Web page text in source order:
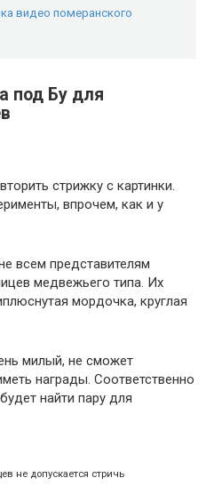
видео померанского
под Бу для
стрижку с картинки.
впрочем, как и у
всем представителям
медвежьего типа. Их
мордочка, круглая
милый, не сможет
награды. Соответственно
найти пару для
не допускается стричь